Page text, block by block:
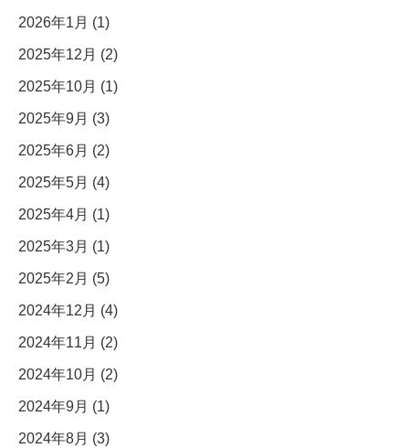
2026年1月 (1)
2025年12月 (2)
2025年10月 (1)
2025年9月 (3)
2025年6月 (2)
2025年5月 (4)
2025年4月 (1)
2025年3月 (1)
2025年2月 (5)
2024年12月 (4)
2024年11月 (2)
2024年10月 (2)
2024年9月 (1)
2024年8月 (3)